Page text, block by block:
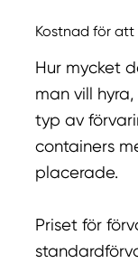
Kostnad för
Hur mycket
man vill
typ av
containers
placerade.
Priset för